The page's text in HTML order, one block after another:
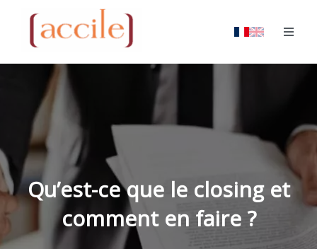
Qu’est-ce que le closing et
comment en faire ?